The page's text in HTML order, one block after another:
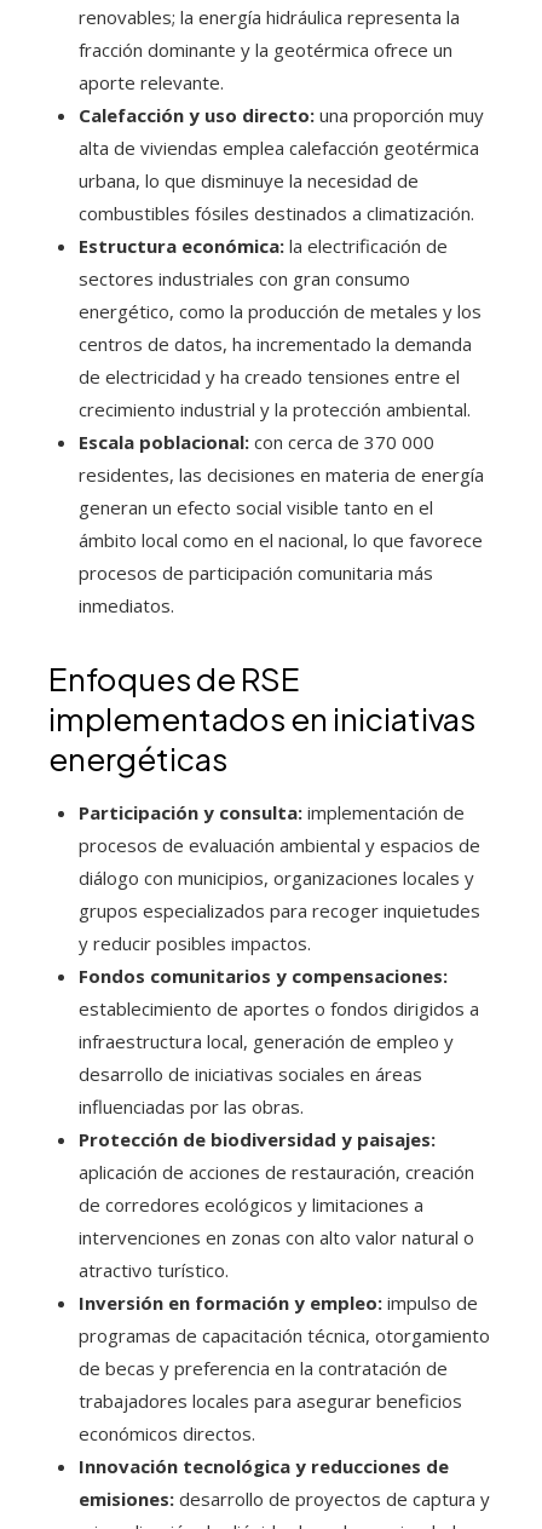
renovables; la energía hidráulica representa la
fracción dominante y la geotérmica ofrece un
aporte relevante.
Calefacción y uso directo: una proporción muy
alta de viviendas emplea calefacción geotérmica
urbana, lo que disminuye la necesidad de
combustibles fósiles destinados a climatización.
Estructura económica: la electrificación de
sectores industriales con gran consumo
energético, como la producción de metales y los
centros de datos, ha incrementado la demanda
de electricidad y ha creado tensiones entre el
crecimiento industrial y la protección ambiental.
Escala poblacional: con cerca de 370 000
residentes, las decisiones en materia de energía
generan un efecto social visible tanto en el
ámbito local como en el nacional, lo que favorece
procesos de participación comunitaria más
inmediatos.
Enfoques de RSE
implementados en iniciativas
energéticas
Participación y consulta: implementación de
procesos de evaluación ambiental y espacios de
diálogo con municipios, organizaciones locales y
grupos especializados para recoger inquietudes
y reducir posibles impactos.
Fondos comunitarios y compensaciones:
establecimiento de aportes o fondos dirigidos a
infraestructura local, generación de empleo y
desarrollo de iniciativas sociales en áreas
influenciadas por las obras.
Protección de biodiversidad y paisajes:
aplicación de acciones de restauración, creación
de corredores ecológicos y limitaciones a
intervenciones en zonas con alto valor natural o
atractivo turístico.
Inversión en formación y empleo: impulso de
programas de capacitación técnica, otorgamiento
de becas y preferencia en la contratación de
trabajadores locales para asegurar beneficios
económicos directos.
Innovación tecnológica y reducciones de
emisiones: desarrollo de proyectos de captura y